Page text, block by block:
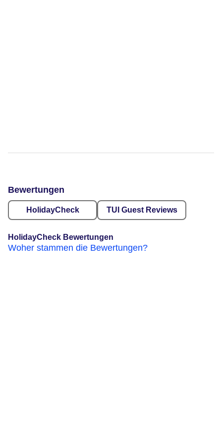
Bewertungen
HolidayCheck TUI Guest Reviews
HolidayCheck Bewertungen
Woher stammen die Bewertungen?